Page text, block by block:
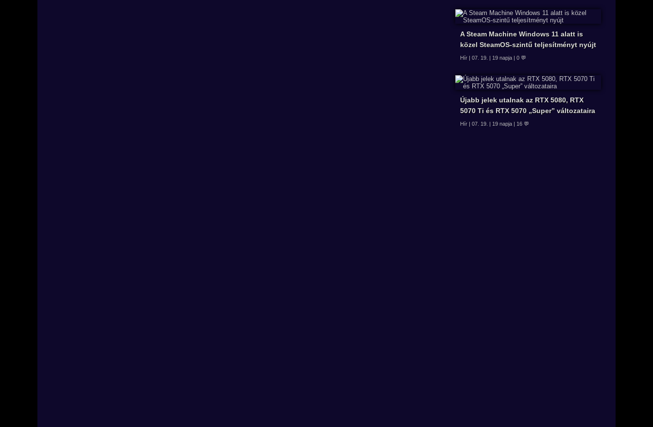
A Steam Machine Windows 11 alatt is
közel SteamOS-szintű teljesítményt nyújt
Hír | 07. 19. | 19 napja | 0 💬
Újabb jelek utalnak az RTX 5080, RTX
5070 Ti és RTX 5070 „Super” változataira
Hír | 07. 19. | 19 napja | 16 💬